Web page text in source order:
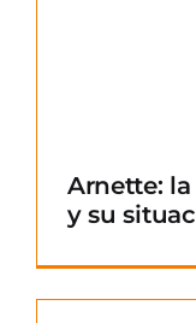
Arnette:
y su